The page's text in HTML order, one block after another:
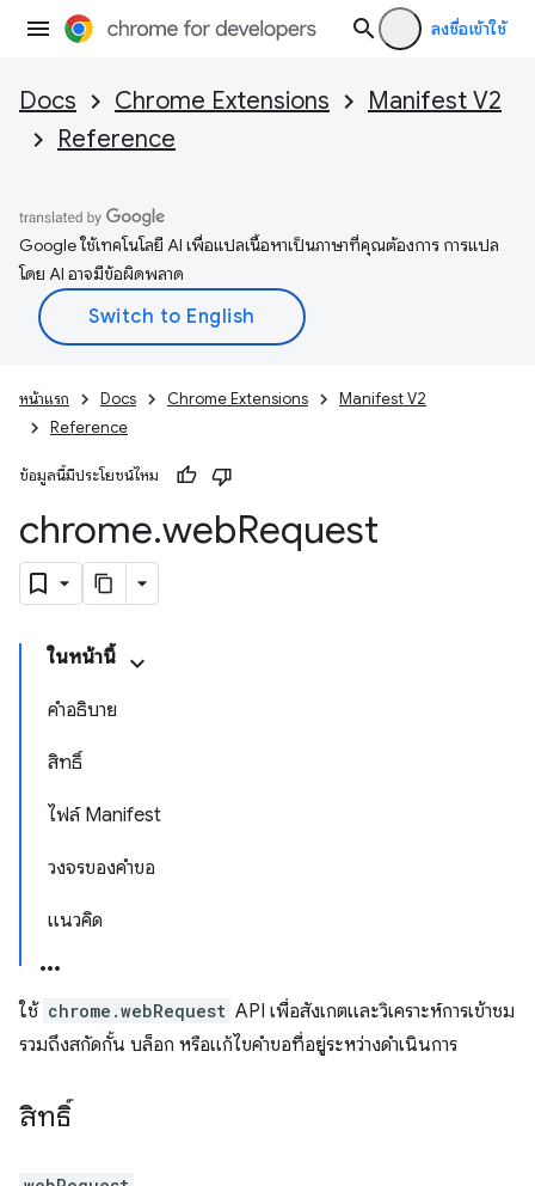
ลงชื่อเข้าใช้
Docs Chrome Extensions
Manifest V2
Reference
Google ใช้เทคโนโลยี AI เพื่อแปลเนื้อหาเป็นภาษาที่คุณต้องการ การแปล
โดย AI อาจมีข้อผิดพลาด
หน้าแรก Docs Chrome Extensions
Manifest V2
Reference
ข้อมูลนี้มีประโยชน์ไหม
chrome.webRequest
ในหน้านี้
คำอธิบาย
สิทธิ์
ไฟล์ Manifest
วงจรของคำขอ
แนวคิด
ใช้ chrome.webRequest API เพื่อสังเกตและวิเคราะห์การเข้าชม
รวมถึงสกัดกั้น บล็อก หรือแก้ไขคำขอที่อยู่ระหว่างดำเนินการ
สิทธิ์